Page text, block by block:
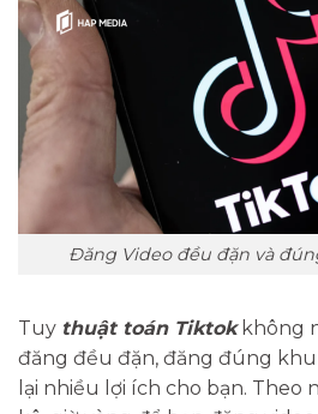
Đăng Video đều đặn và
Tuy thuật toán Tiktokkhông
đăng đều đặn, đăng đúng
lại nhiều lợi ích cho bạn. Theo